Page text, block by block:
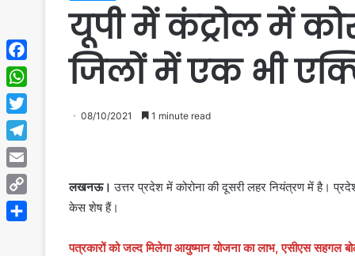
यूपी में कंट्रोल में
जिलों में एक भी
08/10/2021 1 minute read
लखनऊ।उत्तर प्रदेश में कोरोना की दूसरी लहर नियंत्रण में है।
केस शेष हैं।
पत्रकारों को जल्द मिलेगा आयुष्मान योजना का लाभ, एसीएस सहगल
Facebook
WhatsApp
Twitter
Telegram
Email
Copy
Link